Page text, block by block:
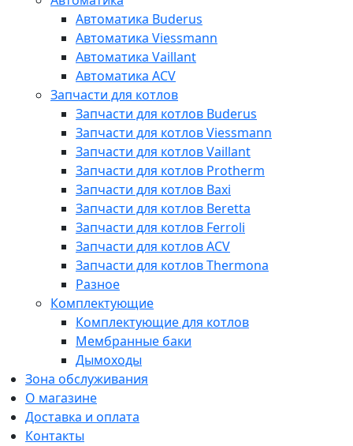
Автоматика Buderus
Автоматика Viessmann
Автоматика Vaillant
Автоматика ACV
Запчасти для котлов
Запчасти для котлов Buderus
Запчасти для котлов Viessmann
Запчасти для котлов Vaillant
Запчасти для котлов Protherm
Запчасти для котлов Baxi
Запчасти для котлов Beretta
Запчасти для котлов Ferroli
Запчасти для котлов ACV
Запчасти для котлов Thermona
Разное
Комплектующие
Комплектующие для котлов
Мембранные баки
Дымоходы
Зона обслуживания
О магазине
Доставка и оплата
Контакты